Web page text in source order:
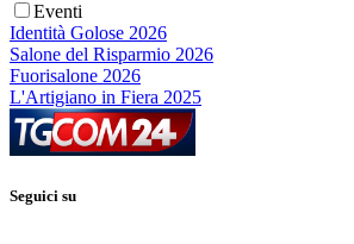
Eventi
Identità Golose 2026
Salone del Risparmio 2026
Fuorisalone 2026
L'Artigiano in Fiera 2025
Seguici su